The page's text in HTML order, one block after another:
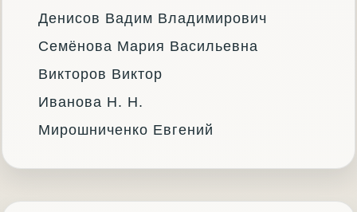
Денисов Вадим Владимирович
Семёнова Мария Васильевна
Викторов Виктор
Иванова Н. Н.
Мирошниченко Евгений